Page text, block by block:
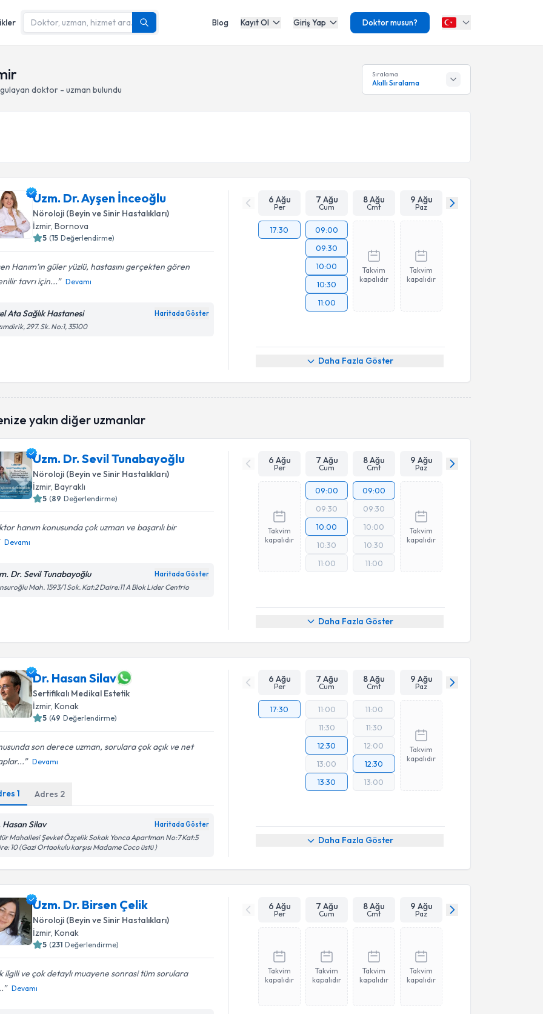
Blog Kayıt Ol Giriş Yap Doktor musun?
doktor - uzman bulundu
Sıralama
Akıllı Sıralama
Uzm. Dr. Ayşen İnceoğlu
Nöroloji (Beyin ve Sinir Hastalıkları)
İzmir, Bornova
5 (15 Değerlendirme)
Hanım’ın güler yüzlü, hastasını gerçekten gören
tavrı için...
Devamı
Ata Sağlık Hastanesi Haritada Göster
297. Sk. No:1, 35100
6 Ağu
Per
7 Ağu
Cum
8 Ağu
Cmt
9 Ağu
Paz
17:30
09:00
09:30
10:00
10:30
11:00
Takvim
kapalıdır
Takvim
kapalıdır
Daha Fazla Göster
yakın diğer uzmanlar
Uzm. Dr. Sevil Tunabayoğlu
Nöroloji (Beyin ve Sinir Hastalıkları)
İzmir, Bayraklı
5 (89 Değerlendirme)
hanım konusunda çok uzman ve başarılı bir
Devamı
Dr. Sevil Tunabayoğlu Haritada Göster
Mah. 1593/1 Sok. Kat:2 Daire:11 A Blok Lider Centrio
6 Ağu
Per
7 Ağu
Cum
8 Ağu
Cmt
9 Ağu
Paz
Takvim
kapalıdır
09:00
09:30
10:00
10:30
11:00
09:00
09:30
10:00
10:30
11:00
Takvim
kapalıdır
Daha Fazla Göster
Dr. Hasan Silav
Sertifikalı Medikal Estetik
İzmir, Konak
5 (49 Değerlendirme)
son derece uzman, sorulara çok açık ve net
Devamı
1 Adres 2
Hasan Silav Haritada Göster
Mahallesi Şevket Özçelik Sokak Yonca Apartman No:7 Kat:5
10 (Gazi Ortaokulu karşısı Madame Coco üstü )
6 Ağu
Per
7 Ağu
Cum
8 Ağu
Cmt
9 Ağu
Paz
17:30
11:00
11:30
12:30
13:00
13:30
11:00
11:30
12:00
12:30
13:00
Takvim
kapalıdır
Daha Fazla Göster
Uzm. Dr. Birsen Çelik
Nöroloji (Beyin ve Sinir Hastalıkları)
İzmir, Konak
5 (231 Değerlendirme)
ilgili ve çok detaylı muayene sonrasi tüm sorulara
Devamı
6 Ağu
Per
7 Ağu
Cum
8 Ağu
Cmt
9 Ağu
Paz
Takvim
kapalıdır
Takvim
kapalıdır
Takvim
kapalıdır
Takvim
kapalıdır